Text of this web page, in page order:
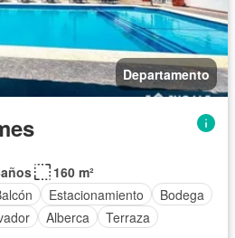
Departamento
160 m²
Estacionamiento
Bodega
Alberca Terraza